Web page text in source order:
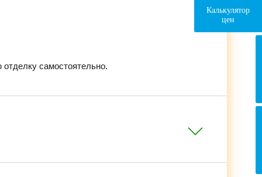
самостоятельно.
Калькулятор
цен